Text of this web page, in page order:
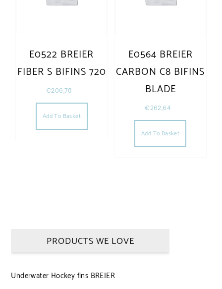
E0522 BREIER
FIBER S BIFINS 720
€206,78
Add To Basket
E0564 BREIER
CARBON C8 BIFINS
BLADE
€262,64
Add To Basket
PRODUCTS WE LOVE
Underwater Hockey fins BREIER